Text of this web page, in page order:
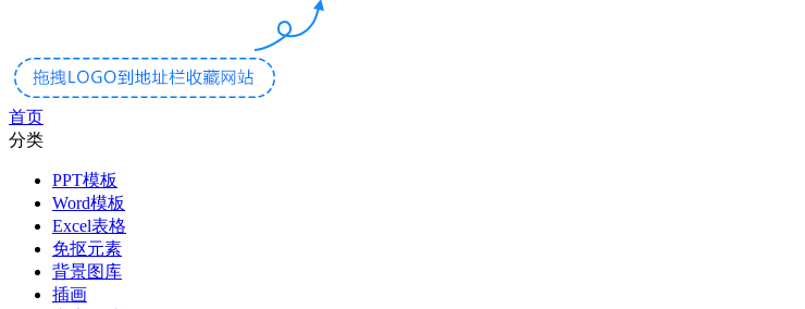
首页
分类
PPT模板
Word模板
Excel表格
免抠元素
背景图库
插画